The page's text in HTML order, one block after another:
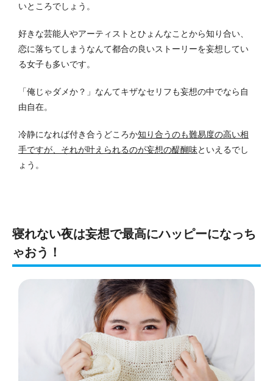
いところでしょう。
好きな芸能人やアーティストとひょんなことから知り合い、
恋に落ちてしまうなんて都合の良いストーリーを妄想してい
る女子も多いです。
「俺じゃダメか？」なんてキザなセリフも妄想の中でなら自
由自在。
冷静になれば付き合うどころか知り合うのも難易度の高い相
手ですが、それが叶えられるのが妄想の醍醐味といえるでし
ょう。
寝れない夜は妄想で最高にハッピーになっち
ゃおう！